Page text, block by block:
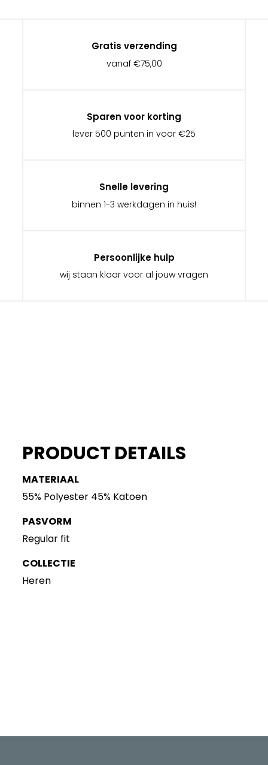
Gratis verzending
vanaf €75,00
Sparen voor korting
lever 500 punten in voor €25
Snelle levering
binnen 1-3 werkdagen in huis!
Persoonlijke hulp
wij staan klaar voor al jouw vragen
PRODUCT DETAILS
MATERIAAL
55% Polyester 45% Katoen
PASVORM
Regular fit
COLLECTIE
Heren